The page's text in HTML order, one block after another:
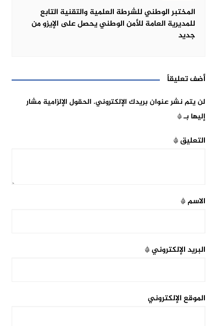
المختبر الوطني للشرطة العلمية والتقنية التابع
للمديرية العامة للأمن الوطني يحصل على الإيزو من
جديد
أضف تعليقاً
لن يتم نشر عنوان بريدك الإلكتروني. الحقول الإلزامية مشار
إليها بـ*
التعليق*
الاسم*
البريد الإلكتروني*
الموقع الإلكتروني